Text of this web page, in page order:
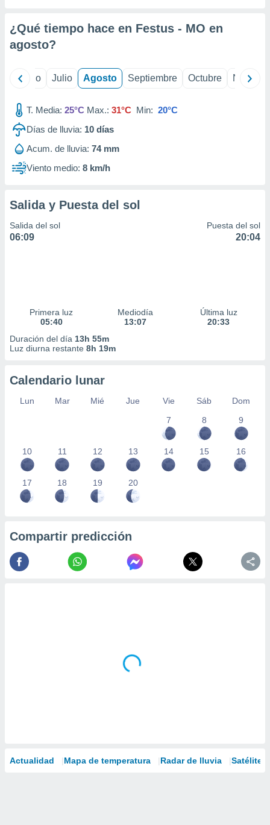
e
de
¿Qué tiempo hace en Festus - MO en
agosto?
Junio Julio Agosto Septiembre Octubre
T. Media: 25°C Max.: 31°C Min: 20°C
Días de lluvia: 10 días
Acum. de lluvia: 74 mm
Viento medio: 8 km/h
Salida y Puesta del sol
Salida del sol
06:09
Puesta del sol
20:04
Primera luz
05:40
Mediodía
13:07
Última luz
20:33
Duración del día 13h 55m
Luz diurna restante 8h 19m
Calendario lunar
Lun Mar Mié Jue Vie Sáb
Dom
7
8 9
10 11 12 13 14 15 16
17 18 19 20
Compartir predicción
Actualidad Mapa de temperatura Radar de lluvia Satélites